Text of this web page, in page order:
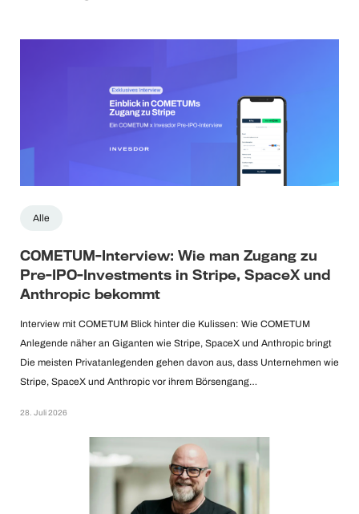
Alle
COMETUM-Interview: Wie man Zugang zu
Pre-IPO-Investments in Stripe, SpaceX und
Anthropic bekommt
Interview mit COMETUM Blick hinter die Kulissen: Wie COMETUM
Anlegende näher an Giganten wie Stripe, SpaceX und Anthropic bringt
Die meisten Privatanlegenden gehen davon aus, dass Unternehmen wie
Stripe, SpaceX und Anthropic vor ihrem Börsengang…
28. Juli 2026